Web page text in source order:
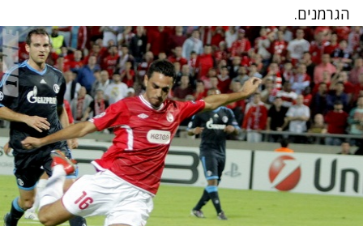
הגרמנים.